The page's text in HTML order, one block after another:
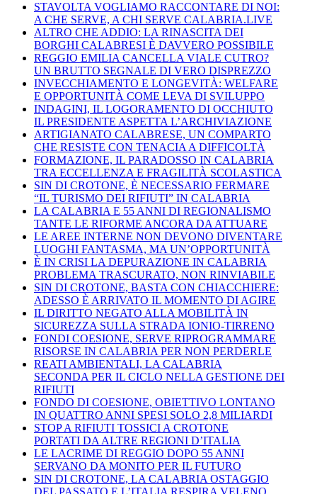
STAVOLTA VOGLIAMO RACCONTARE DI NOI:
A CHE SERVE, A CHI SERVE CALABRIA.LIVE
ALTRO CHE ADDIO: LA RINASCITA DEI
BORGHI CALABRESI È DAVVERO POSSIBILE
REGGIO EMILIA CANCELLA VIALE CUTRO?
UN BRUTTO SEGNALE DI VERO DISPREZZO
INVECCHIAMENTO E LONGEVITÀ: WELFARE
E OPPORTUNITÀ COME LEVA DI SVILUPPO
INDAGINI, IL LOGORAMENTO DI OCCHIUTO
IL PRESIDENTE ASPETTA L’ARCHIVIAZIONE
ARTIGIANATO CALABRESE, UN COMPARTO
CHE RESISTE CON TENACIA A DIFFICOLTÀ
FORMAZIONE, IL PARADOSSO IN CALABRIA
TRA ECCELLENZA E FRAGILITÀ SCOLASTICA
SIN DI CROTONE, È NECESSARIO FERMARE
“IL TURISMO DEI RIFIUTI” IN CALABRIA
LA CALABRIA E 55 ANNI DI REGIONALISMO
TANTE LE RIFORME ANCORA DA ATTUARE
LE AREE INTERNE NON DEVONO DIVENTARE
LUOGHI FANTASMA, MA UN’OPPORTUNITÀ
È IN CRISI LA DEPURAZIONE IN CALABRIA
PROBLEMA TRASCURATO, NON RINVIABILE
SIN DI CROTONE, BASTA CON CHIACCHIERE:
ADESSO È ARRIVATO IL MOMENTO DI AGIRE
IL DIRITTO NEGATO ALLA MOBILITÀ IN
SICUREZZA SULLA STRADA IONIO-TIRRENO
FONDI COESIONE, SERVE RIPROGRAMMARE
RISORSE IN CALABRIA PER NON PERDERLE
REATI AMBIENTALI, LA CALABRIA
SECONDA PER IL CICLO NELLA GESTIONE DEI
RIFIUTI
FONDO DI COESIONE, OBIETTIVO LONTANO
IN QUATTRO ANNI SPESI SOLO 2,8 MILIARDI
STOP A RIFIUTI TOSSICI A CROTONE
PORTATI DA ALTRE REGIONI D’ITALIA
LE LACRIME DI REGGIO DOPO 55 ANNI
SERVANO DA MONITO PER IL FUTURO
SIN DI CROTONE, LA CALABRIA OSTAGGIO
DEL PASSATO E L’ITALIA RESPIRA VELENO